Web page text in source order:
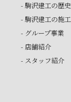
- 駒沢建工の歴史
- 駒沢建工の施
- グループ事業
- 店舗紹介
- スタッフ紹介